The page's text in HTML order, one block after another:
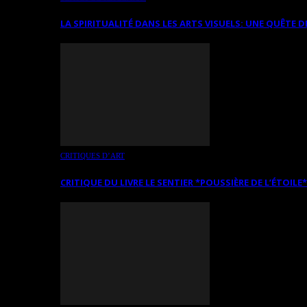
LA SPIRITUALITÉ DANS LES ARTS VISUELS: UNE QUÊTE
CRITIQUES D’ART
CRITIQUE DU LIVRE LE SENTIER *POUSSIÈRE DE L’ÉTOILE*